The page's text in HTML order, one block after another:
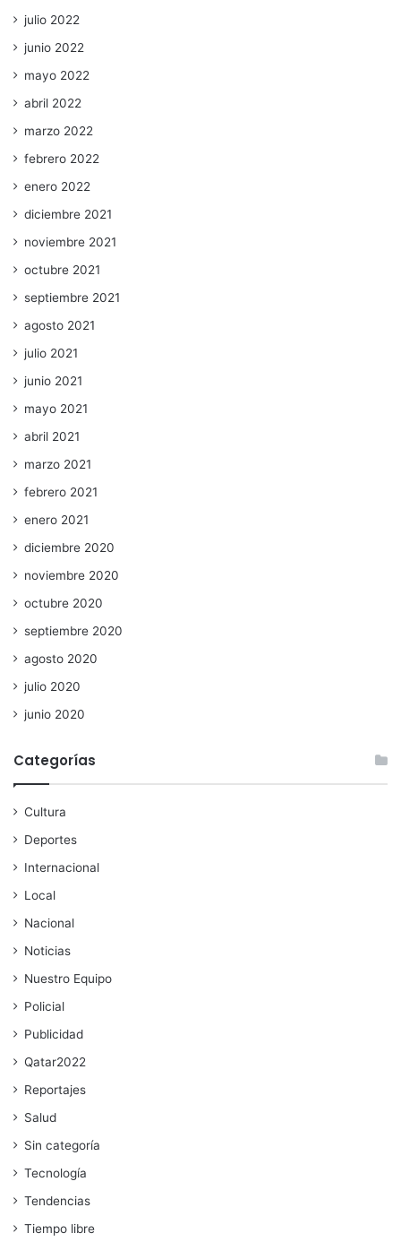
julio 2022
junio 2022
mayo 2022
abril 2022
marzo 2022
febrero 2022
enero 2022
diciembre 2021
noviembre 2021
octubre 2021
septiembre 2021
agosto 2021
julio 2021
junio 2021
mayo 2021
abril 2021
marzo 2021
febrero 2021
enero 2021
diciembre 2020
noviembre 2020
octubre 2020
septiembre 2020
agosto 2020
julio 2020
junio 2020
Categorías
Cultura
Deportes
Internacional
Local
Nacional
Noticias
Nuestro Equipo
Policial
Publicidad
Qatar2022
Reportajes
Salud
Sin categoría
Tecnología
Tendencias
Tiempo libre